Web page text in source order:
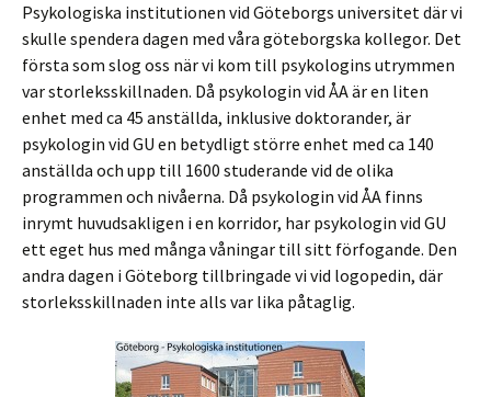
Psykologiska institutionen vid Göteborgs universitet där vi
skulle spendera dagen med våra göteborgska kollegor. Det
första som slog oss när vi kom till psykologins utrymmen
var storleksskillnaden. Då psykologin vid ÅA är en liten
enhet med ca 45 anställda, inklusive doktorander, är
psykologin vid GU en betydligt större enhet med ca 140
anställda och upp till 1600 studerande vid de olika
programmen och nivåerna. Då psykologin vid ÅA finns
inrymt huvudsakligen i en korridor, har psykologin vid GU
ett eget hus med många våningar till sitt förfogande. Den
andra dagen i Göteborg tillbringade vi vid logopedin, där
storleksskillnaden inte alls var lika påtaglig.